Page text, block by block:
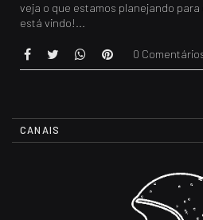
veja o que estamos planejando
está vindo!...
0
CANAIS